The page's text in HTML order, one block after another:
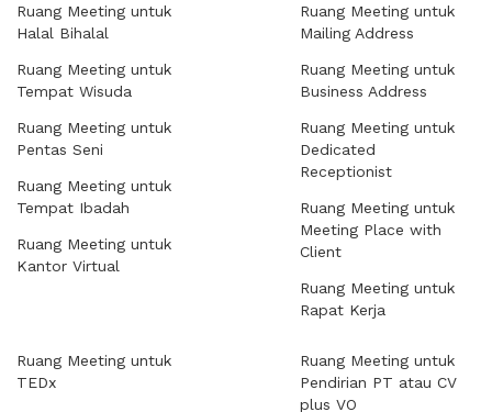
Ruang Meeting untuk
Halal Bihalal
Ruang Meeting untuk
Tempat Wisuda
Ruang Meeting untuk
Pentas Seni
Ruang Meeting untuk
Tempat Ibadah
Ruang Meeting untuk
Kantor Virtual
Ruang Meeting untuk
Mailing Address
Ruang Meeting untuk
Business Address
Ruang Meeting untuk
Dedicated
Receptionist
Ruang Meeting untuk
Meeting Place with
Client
Ruang Meeting untuk
Rapat Kerja
Ruang Meeting untuk
TEDx
Ruang Meeting untuk
Pendirian PT atau CV
plus VO